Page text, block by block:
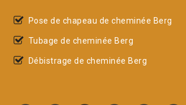
Pose de chapeau de cheminée Berg
Tubage de cheminée Berg
Débistrage de cheminée Berg